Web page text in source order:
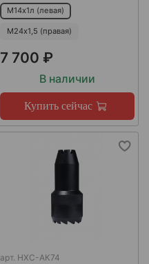
М14х1л (левая)
М24х1,5 (правая)
7 700 ₽
В наличии
Купить сейчас
арт. НХС-АК74